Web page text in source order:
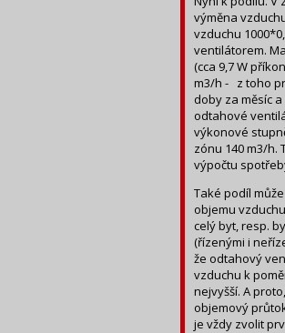
výměna
vzduchu
ventilátorem.
(cca 9,7 W
m3/h - z toho
doby za měsíc
odtahové
výkonové
zónu 140 m3/h.
výpočtu
Také podíl
objemu
celý byt, resp.
(řízenými i
že odtahový
vzduchu k
nejvyšší. A
objemový
je vždy zvolit